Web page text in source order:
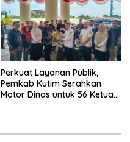
Perkuat Layanan Publik,
Pemkab Kutim Serahkan
Motor Dinas untuk 56 Ketua